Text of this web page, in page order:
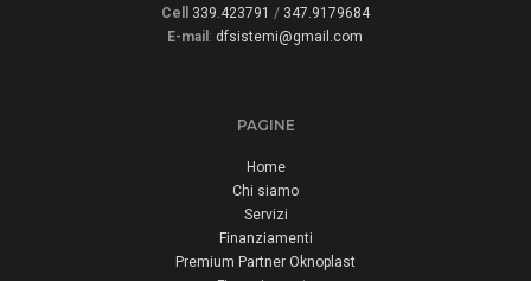
Cell
339.423791 / 347.9179684
E-mail : dfsistemi@gmail.com
PAGINE
Home
Chi siamo
Servizi
Finanziamenti
Premium Partner Oknoplast